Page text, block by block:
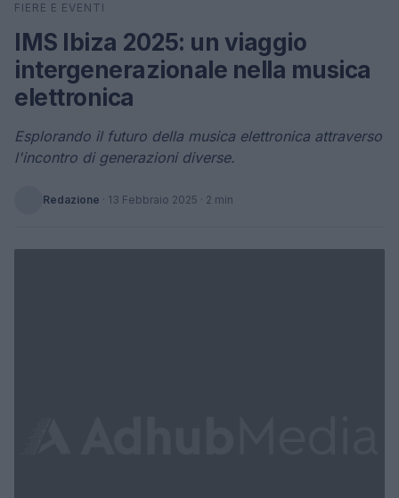
Cerca
FIERE E EVENTI
IMS Ibiza 2025: un viaggio
intergenerazionale nella musica
elettronica
Esplorando il futuro della musica elettronica attraverso
l'incontro di generazioni diverse.
Redazione · 13 Febbraio 2025 · 2 min